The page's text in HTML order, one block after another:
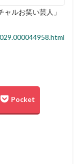
ルお笑い芸人」